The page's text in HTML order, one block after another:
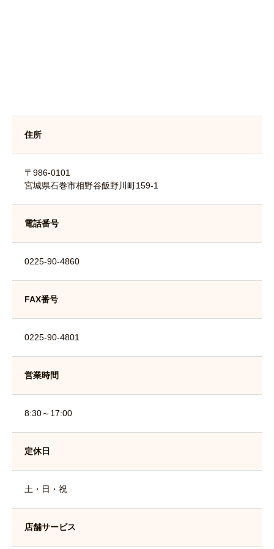
住所
〒986-0101
宮城県石巻市相野谷飯野川町159-1
電話番号
0225-90-4860
FAX番号
0225-90-4801
営業時間
8:30～17:00
定休日
土・日・祝
店舗サービス